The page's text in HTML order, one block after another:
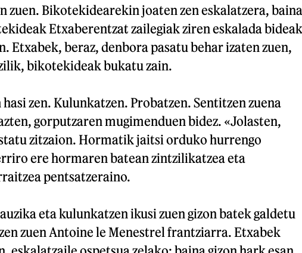
zuen. Bikotekidearekin joaten zen eskalatzera,
Etxaberentzat zailegiak ziren eskalada bideak
Etxabek, beraz, denbora pasatu behar izaten zuen,
bikotekideak bukatu zain.
zen. Kulunkatzen. Probatzen. Sentitzen zuena
gorputzaren mugimenduen bidez. «Jolasten,
zitzaion. Hormatik jaitsi orduko hurrengo
ere hormaren batean zintzilikatzea eta
pentsatzeraino.
eta kulunkatzen ikusi zuen gizon batek galdetu
zuen Antoine le Menestrel frantziarra. Etxabek